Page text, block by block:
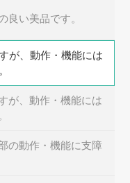
良い美品です。
が、動作・機能には
が、動作・機能には
の動作・機能に支障